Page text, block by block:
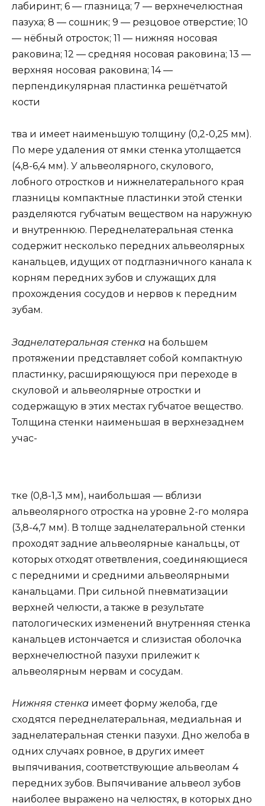
лабиринт; 6 — глазница; 7 — верхнечелюстная
пазуха; 8 — сошник; 9 — резцовое отверстие; 10
— нёбный отросток; 11 — нижняя носовая
раковина; 12 — средняя носовая раковина; 13 —
верхняя носовая раковина; 14 —
перпендикулярная пластинка решётчатой
кости
тва и имеет наименьшую толщину (0,2-0,25 мм).
По мере удаления от ямки стенка утолщается
(4,8-6,4 мм). У альвеолярного, скулового,
лобного отростков и нижнелатерального края
глазницы компактные пластинки этой стенки
разделяются губчатым веществом на наружную
и внутреннюю. Переднелатеральная стенка
содержит несколько передних альвеолярных
канальцев, идущих от подглазничного канала к
корням передних зубов и служащих для
прохождения сосудов и нервов к передним
зубам.
Заднелатеральная стенка на большем
протяжении представляет собой компактную
пластинку, расширяющуюся при переходе в
скуловой и альвеолярные отростки и
содержащую в этих местах губчатое вещество.
Толщина стенки наименьшая в верхнезаднем
учас-
тке (0,8-1,3 мм), наибольшая — вблизи
альвеолярного отростка на уровне 2-го моляра
(3,8-4,7 мм). В толще заднелатеральной стенки
проходят задние альвеолярные канальцы, от
которых отходят ответвления, соединяющиеся
с передними и средними альвеолярными
канальцами. При сильной пневматизации
верхней челюсти, а также в результате
патологических изменений внутренняя стенка
канальцев истончается и слизистая оболочка
верхнечелюстной пазухи прилежит к
альвеолярным нервам и сосудам.
Нижняя стенка имеет форму желоба, где
сходятся переднелатеральная, медиальная и
заднелатеральная стенки пазухи. Дно желоба в
одних случаях ровное, в других имеет
выпячивания, соответствующие альвеолам 4
передних зубов. Выпячивание альвеол зубов
наиболее выражено на челюстях, в которых дно